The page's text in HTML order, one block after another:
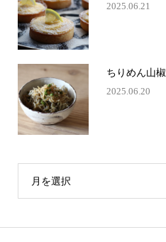
2025.06.21
ちりめん山椒
2025.06.20
月を選択